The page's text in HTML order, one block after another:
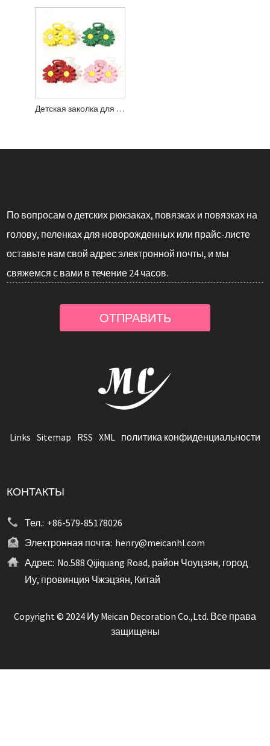
Детская заколка для волос с изображением ромашки
По вопросам о детских рюкзаках, повязках и повязках на
голову, пеленках для новорожденных или прайс-листе
оставьте нам свой адрес электронной почты, и мы
свяжемся с вами в течение 24 часов.
ОТПРАВИТЬ
Links Sitemap RSS XML политика конфиденциальности
КОНТАКТЫ
Тел.: +86-579-85178026
Электронная почта: henry@meicanhl.com
Адрес: No.588 Qijiquang Road, район Чоуцзян, город
Иу, провинция Чжэцзян, Китай
Copyright © 2024 Иу Meican Decoration Co.,Ltd. Все права
защищены